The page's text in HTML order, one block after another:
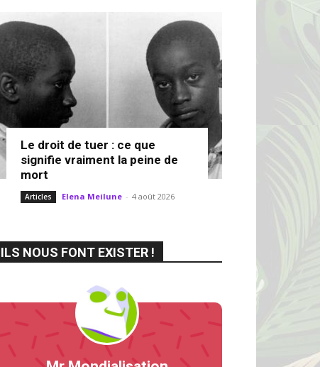
Le droit de tuer : ce que
signifie vraiment la peine de
mort
Articles Elena Meilune - 4 août 2026
ILS NOUS FONT EXISTER !